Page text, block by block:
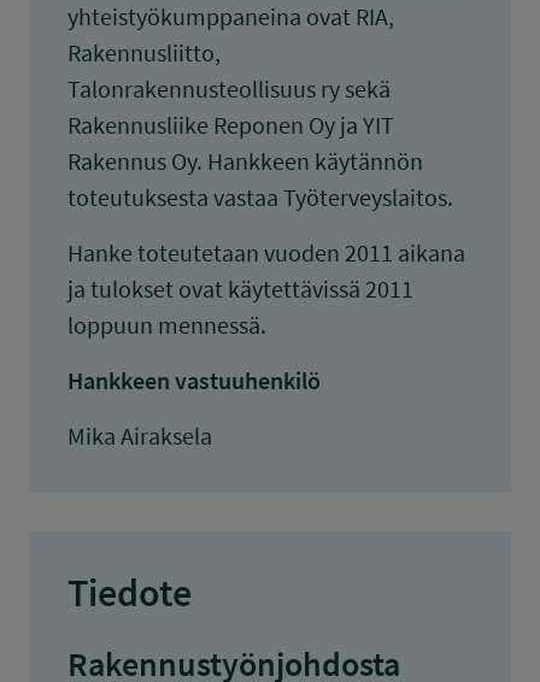
yhteistyökumppaneina ovat RIA,
Rakennusliitto,
Talonrakennusteollisuus ry sekä
Rakennusliike Reponen Oy ja YIT
Rakennus Oy. Hankkeen käytännön
toteutuksesta vastaa Työterveyslaitos.
Hanke toteutetaan vuoden 2011 aikana
ja tulokset ovat käytettävissä 2011
loppuun mennessä.
Hankkeen vastuuhenkilö
Mika Airaksela
Tiedote
Rakennustyönjohdosta